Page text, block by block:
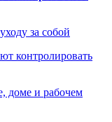
за собой
контролировать
доме и рабочем